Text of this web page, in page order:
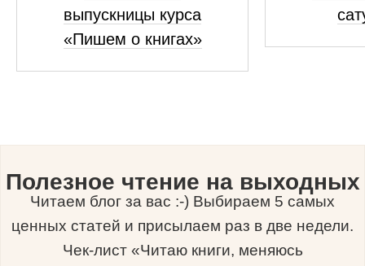
выпускницы курса
«Пишем о книгах»
Полезное чтение на выходных
Читаем блог за вас :-) Выбираем 5 самых
ценных статей и присылаем раз в две недели.
Чек-лист «Читаю книги, меняюсь